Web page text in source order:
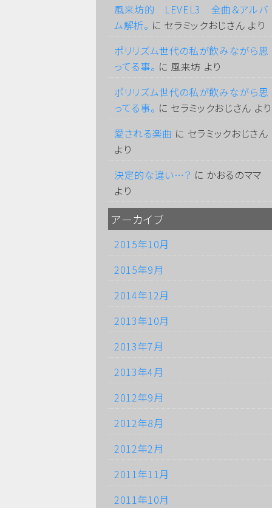
風来坊的 LEVEL3 全曲＆アルバ
ム解析。 に セラミックおじさん より
ポリリズム世代の私が飲みながら思
ってる事。 に 風来坊 より
ポリリズム世代の私が飲みながら思
ってる事。 に セラミックおじさん より
愛される楽曲 に セラミックおじさん
より
決定的な違い…？ に かおるのママ
より
アーカイブ
2015年10月
2015年9月
2014年12月
2013年10月
2013年7月
2013年4月
2012年9月
2012年8月
2012年2月
2011年11月
2011年10月